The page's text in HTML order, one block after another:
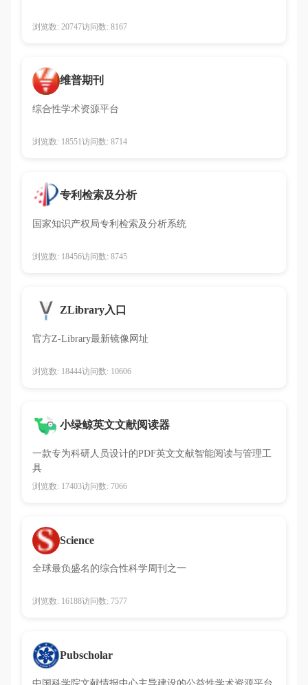
浏览数: 20747访问数: 8167
维普期刊
综合性学术资源平台
浏览数: 18551访问数: 8714
专利检索及分析
国家知识产权局专利检索及分析系统
浏览数: 18456访问数: 8745
ZLibrary入口
官方Z-Library最新镜像网址
浏览数: 18444访问数: 10606
小绿鲸英文文献阅读器
一款专为科研人员设计的PDF英文文献智能阅读与管理工
具
浏览数: 17403访问数: 7066
Science
全球最负盛名的综合性科学周刊之一
浏览数: 16188访问数: 7577
Pubscholar